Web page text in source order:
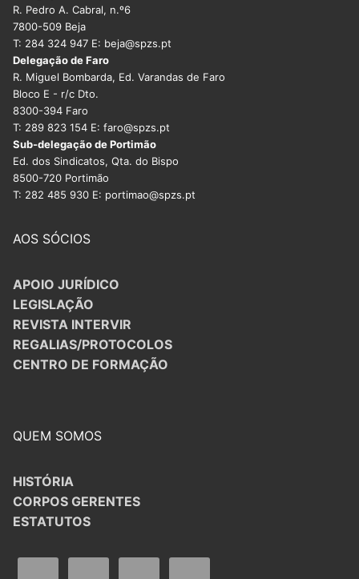
R. Pedro A. Cabral, n.º6
7800-509 Beja
T: 284 324 947 E: beja@spzs.pt
Delegação de Faro
R. Miguel Bombarda, Ed. Varandas de Faro
Bloco E - r/c Dto.
8300-394 Faro
T: 289 823 154 E: faro@spzs.pt
Sub-delegação de Portimão
Ed. dos Sindicatos, Qta. do Bispo
8500-720 Portimão
T: 282 485 930 E: portimao@spzs.pt
AOS SÓCIOS
APOIO JURÍDICO
LEGISLAÇÃO
REVISTA INTERVIR
REGALIAS/PROTOCOLOS
CENTRO DE FORMAÇÃO
QUEM SOMOS
HISTÓRIA
CORPOS GERENTES
ESTATUTOS